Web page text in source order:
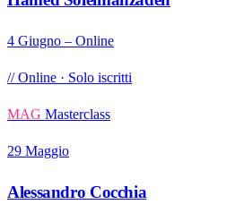
4 Giugno – Online
// Online · Solo iscritti
MAG Masterclass
29 Maggio
Alessandro Cocchia